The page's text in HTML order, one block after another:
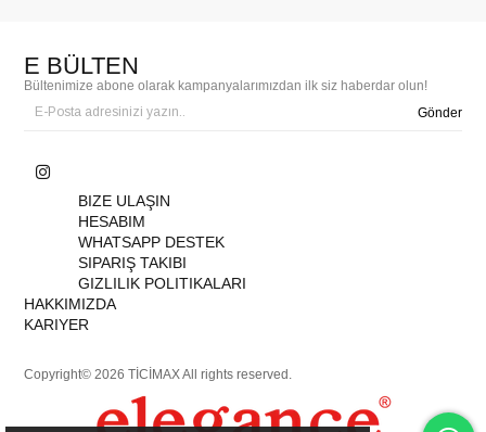
E BÜLTEN
Bültenimize abone olarak kampanyalarımızdan ilk siz haberdar olun!
Gönder
BIZE ULAŞIN
HESABIM
WHATSAPP DESTEK
SIPARIŞ TAKIBI
GIZLILIK POLITIKALARI
HAKKIMIZDA
KARIYER
Copyright© 2026 TİCİMAX All rights reserved.